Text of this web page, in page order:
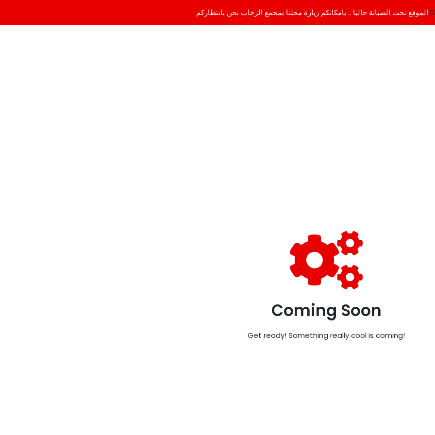
Coming Soon
Get ready! Something really cool is coming!